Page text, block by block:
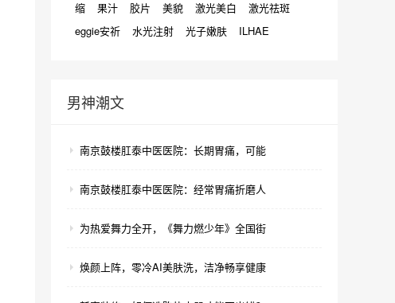
缩
果汁 胶片 美貌 激光美白
激光祛斑
eggie安祈
水光注射 光子嫩肤 ILHAE
男神潮文
南京鼓楼肛泰中医医院：长期胃痛，可能
南京鼓楼肛泰中医医院：经常胃痛折磨人
为热爱舞力全开，《舞力燃少年》全国街
焕颜上阵，零冷AI美肤洗，洁净畅享健康